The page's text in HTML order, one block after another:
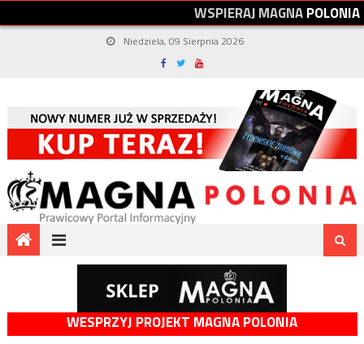
WSPIERAJMAGNAPOLONIA
Niedziela, 09 Sierpnia 2026
WESPRZYJ PROJEKT MAGNA POLONIA